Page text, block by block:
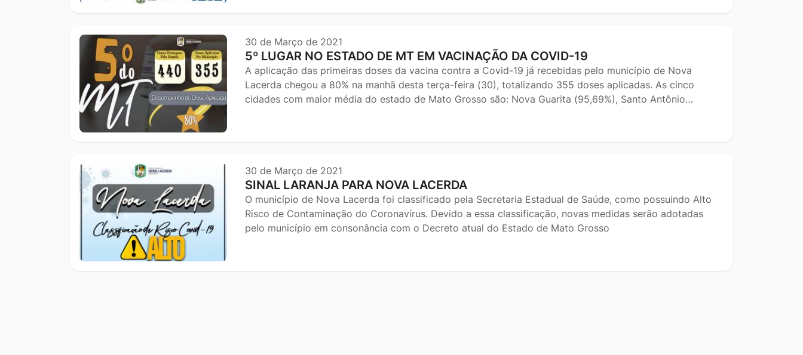
30 de Março de 2021
5º LUGAR NO ESTADO DE MT EM VACINAÇÃO DA COVID-19
A aplicação das primeiras doses da vacina contra a Covid-19 já recebidas pelo município de Nova
Lacerda chegou a 80% na manhã desta terça-feira (30), totalizando 355 doses aplicadas. As cinco
cidades com maior média do estado de Mato Grosso são: Nova Guarita (95,69%), Santo Antônio…
30 de Março de 2021
SINAL LARANJA PARA NOVA LACERDA
O município de Nova Lacerda foi classificado pela Secretaria Estadual de Saúde, como possuindo Alto
Risco de Contaminação do Coronavírus. Devido a essa classificação, novas medidas serão adotadas
pelo município em consonância com o Decreto atual do Estado de Mato Grosso